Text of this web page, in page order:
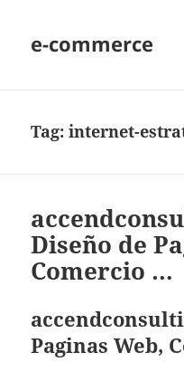
e-commerce
Tag:internet-
Diseño de
Comercio …
Paginas Web,